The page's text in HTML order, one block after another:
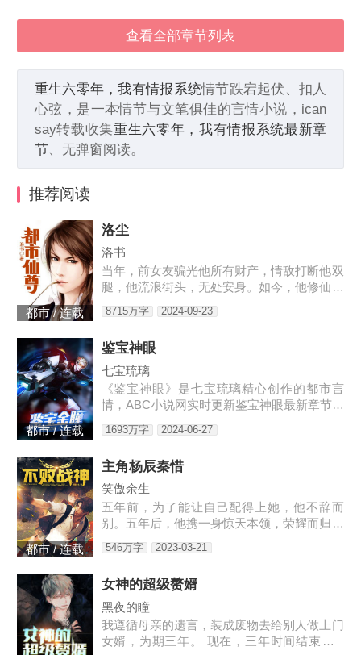
查看全部章节列表
重生六零年，我有情报系统情节跌宕起伏、扣人
心弦，是一本情节与文笔俱佳的言情小说，ican
say转载收集重生六零年，我有情报系统最新章
节、无弹窗阅读。
推荐阅读
都市 / 连载
洛尘
洛书
当年，前女友骗光他所有财产，情敌打断他双
腿，他流浪街头，无处安身。如今，他修仙归
来，一人可挡千万敌！
8715万字 2024-09-23
都市 / 连载
鉴宝神眼
七宝琉璃
《鉴宝神眼》是七宝琉璃精心创作的都市言
情，ABC小说网实时更新鉴宝神眼最新章节并
论，并不代表ABC小说网赞同或者支持鉴宝神
1693万字 2024-06-27
都市 / 连载
主角杨辰秦惜
笑傲余生
五年前，为了能让自己配得上她，他不辞而
别。五年后，他携一身惊天本领，荣耀而归，
只是归来之时，竟发现自己多了一个女儿。3
w4597-16544
546万字 2023-03-21
女神的超级赘婿
黑夜的瞳
我遵循母亲的遗言，装成废物去给别人做上门
女婿，为期三年。 现在，三年时间结束了...